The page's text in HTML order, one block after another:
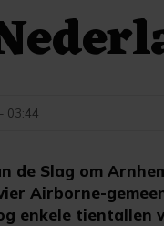
de Slag om
Airborne-
enkele
03:44